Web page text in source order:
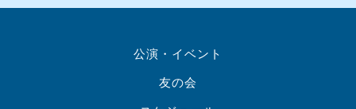
公演・イベント
友の会